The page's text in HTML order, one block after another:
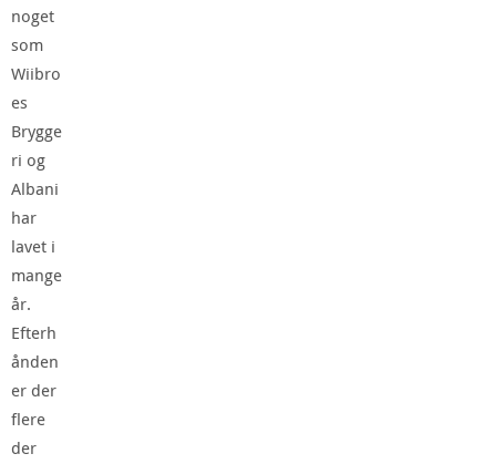
noget
som
Wiibro
es
Brygge
ri og
Albani
har
lavet i
mange
år.
Efterh
ånden
er der
flere
der